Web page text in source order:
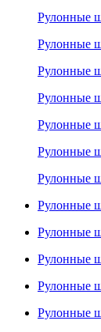
Рулонные
Рулонные
Рулонные
Рулонные
Рулонные
Рулонные
Рулонные
Рулонные
Рулонные
Рулонные
Рулонные
Рулонные